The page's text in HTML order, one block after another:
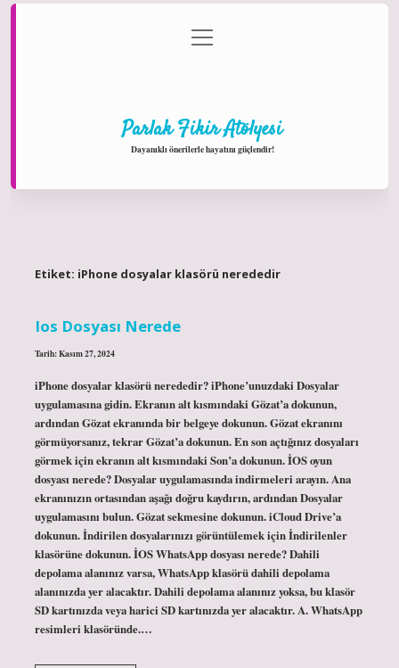
Gizlilik Politikası
menüyü
aç
Parlak Fikir Atölyesi
Dayanıklı önerilerle hayatını güçlendir!
Etiket: iPhone dosyalar klasörü nerededir
Ios Dosyası Nerede
Tarih: Kasım 27, 2024
iPhone dosyalar klasörü nerededir? iPhone’unuzdaki Dosyalar
uygulamasına gidin. Ekranın alt kısmındaki Gözat’a dokunun,
ardından Gözat ekranında bir belgeye dokunun. Gözat ekranını
görmüyorsanız, tekrar Gözat’a dokunun. En son açtığınız dosyaları
görmek için ekranın alt kısmındaki Son’a dokunun. İOS oyun
dosyası nerede? Dosyalar uygulamasında indirmeleri arayın. Ana
ekranınızın ortasından aşağı doğru kaydırın, ardından Dosyalar
uygulamasını bulun. Gözat sekmesine dokunun. iCloud Drive’a
dokunun. İndirilen dosyalarınızı görüntülemek için İndirilenler
klasörüne dokunun. İOS WhatsApp dosyası nerede? Dahili
depolama alanınız varsa, WhatsApp klasörü dahili depolama
alanınızda yer alacaktır. Dahili depolama alanınız yoksa, bu klasör
SD kartınızda veya harici SD kartınızda yer alacaktır. A. WhatsApp
resimleri klasöründe.…